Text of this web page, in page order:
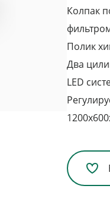
Колпак
Полик
Два
LED